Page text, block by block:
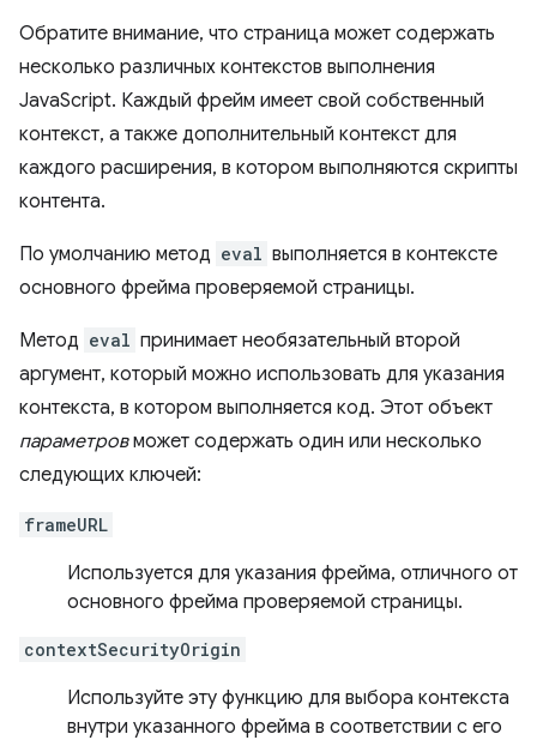
Обратите внимание, что страница может содержать
несколько различных контекстов выполнения
JavaScript. Каждый фрейм имеет свой собственный
контекст, а также дополнительный контекст для
каждого расширения, в котором выполняются скрипты
контента.
По умолчанию метод eval выполняется в контексте
основного фрейма проверяемой страницы.
Метод eval принимает необязательный второй
аргумент, который можно использовать для указания
контекста, в котором выполняется код. Этот объект
параметровможет содержать один или несколько
следующих ключей:
frameURL
Используется для указания фрейма, отличного от
основного фрейма проверяемой страницы.
contextSecurityOrigin
Используйте эту функцию для выбора контекста
внутри указанного фрейма в соответствии с его